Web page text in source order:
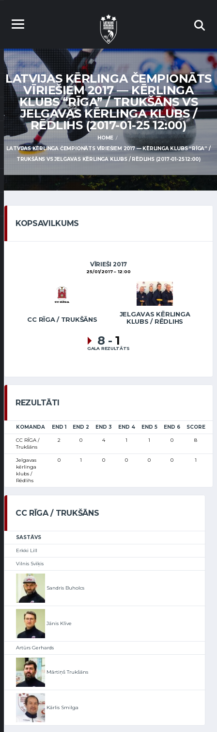
LATVIJAS KĒRLINGA ČEMPIONĀTS
VĪRIEŠIEM 2017 — KĒRLINGA
KLUBS “RĪGA” / TRUKŠĀNS VS
JELGAVAS KĒRLINGA KLUBS /
RĒDLIHS (2017-01-25 12:00)
HOME
LATVIJAS KĒRLINGA ČEMPIONĀTS VĪRIEŠIEM 2017 — KĒRLINGA KLUBS “RĪGA” /
TRUKŠĀNS VS JELGAVAS KĒRLINGA KLUBS / RĒDLIHS (2017-01-25 12:00)
KOPSAVILKUMS
VĪRIEŠI 2017
25/01/2017 12:00
CC RĪGA / TRUKŠĀNS
JELGAVAS KĒRLINGA
KLUBS / RĒDLIHS
8 - 1
GALA REZULTĀTS
REZULTĀTI
KOMANDA END 1 END 2 END 3 END 4 END 5 END 6 SCORE
CC RĪGA /
Trukšāns
2 0 4 1 1 0 8
Jelgavas
kērlinga
klubs /
Rēdlihs
0 1 0 0 0 0 1
CC RĪGA / TRUKŠĀNS
SASTĀVS
Erkki Lill
Vilnis Svīķis
Sandris Buholcs
Jānis Klīve
Artūrs Gerhards
Mārtiņš Trukšāns
Kārlis Smilga